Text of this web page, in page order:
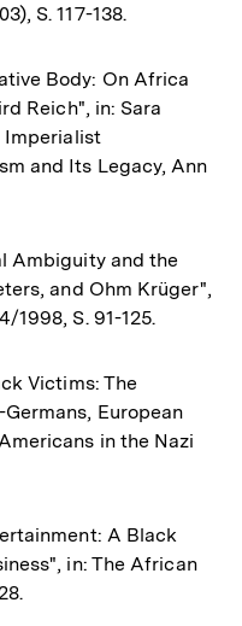
S. 117-138.
Body: On Africa
Reich", in: Sara
Imperialist
and Its Legacy, Ann
Ambiguity and the
and Ohm Krüger",
1998, S. 91-125.
Victims: The
European
in the Nazi
A Black
in: The African